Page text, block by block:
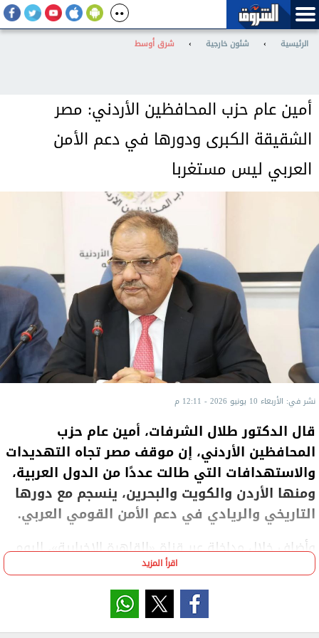
الرئيسية › شئون خارجية › شرق أوسط
أمين عام حزب المحافظين الأردني: مصر
الشقيقة الكبرى ودورها في دعم الأمن
العربي ليس مستغربا
نشر في: الأربعاء 10 يونيو 2026 - 12:11 م
قال الدكتور طلال الشرفات، أمين عام حزب
المحافظين الأردني، إن موقف مصر تجاه التهديدات
والاستهدافات التي طالت عددًا من الدول العربية،
ومنها الأردن والكويت والبحرين، ينسجم مع دورها
التاريخي والريادي في دعم الأمن القومي العربي.
وأضاف خلال مداخلة عبر قناة «القاهرة الإخبارية»، اليوم
الأربعاء، أن مصر تمثل ركيزة أساسية للعمل العربي
المشترك، ومن الطبيعي أن تتبنى مواقف داعمة للدول
العربية في مواجهة التحديات التي تمس أمنها
واستقرارها.
اقرأ المزيد